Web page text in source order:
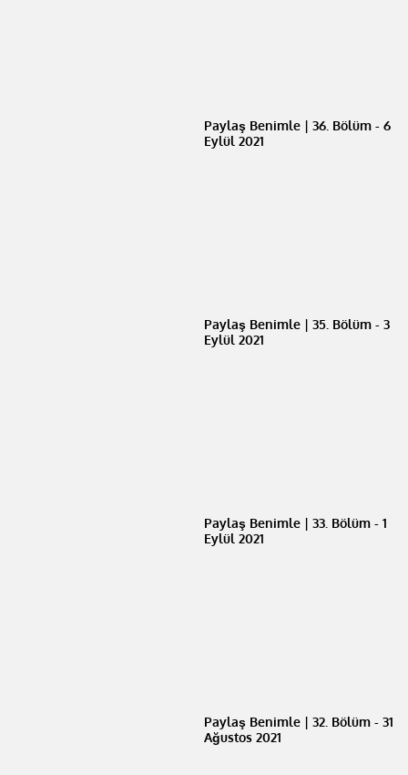
Paylaş Benimle | 36. Bölüm - 6
Eylül 2021
Paylaş Benimle | 35. Bölüm - 3
Eylül 2021
Paylaş Benimle | 33. Bölüm - 1
Eylül 2021
Paylaş Benimle | 32. Bölüm - 31
Ağustos 2021